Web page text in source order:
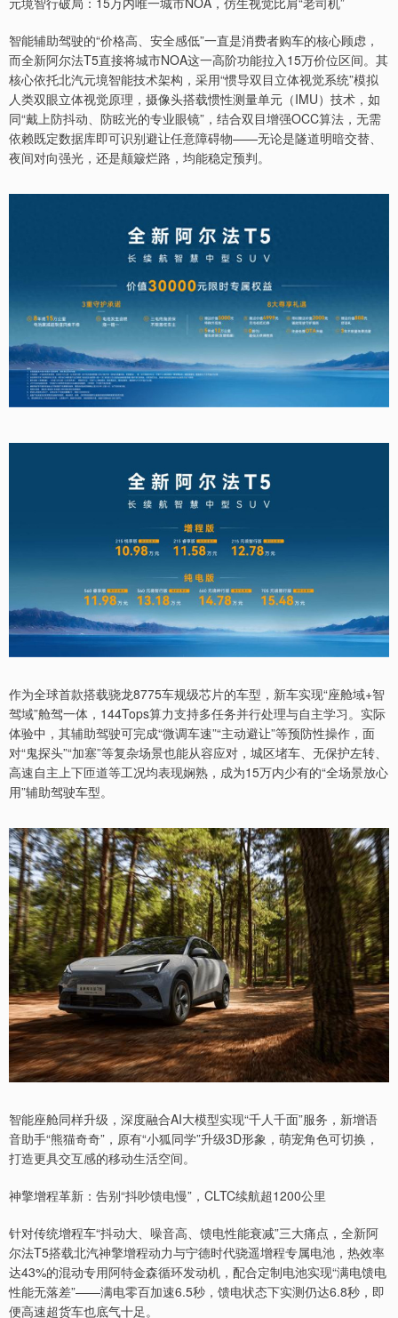
智能辅助驾驶的“价格高、安全感低”一直是消费者购车的核心顾虑，
而全新阿尔法T5直接将城市NOA这一高阶功能拉入15万价位区间。其
核心依托北汽元境智能技术架构，采用“惯导双目立体视觉系统”模拟
人类双眼立体视觉原理，摄像头搭载惯性测量单元（IMU）技术，如
同“戴上防抖动、防眩光的专业眼镜”，结合双目增强OCC算法，无需
依赖既定数据库即可识别避让任意障碍物——无论是隧道明暗交替、
夜间对向强光，还是颠簸烂路，均能稳定预判。
作为全球首款搭载骁龙8775车规级芯片的车型，新车实现“座舱域+智
驾域”舱驾一体，144Tops算力支持多任务并行处理与自主学习。实际
体验中，其辅助驾驶可完成“微调车速”“主动避让”等预防性操作，面
对“鬼探头”“加塞”等复杂场景也能从容应对，城区堵车、无保护左转、
高速自主上下匝道等工况均表现娴熟，成为15万内少有的“全场景放心
用”辅助驾驶车型。
智能座舱同样升级，深度融合AI大模型实现“千人千面”服务，新增语
音助手“熊猫奇奇”，原有“小狐同学”升级3D形象，萌宠角色可切换，
打造更具交互感的移动生活空间。
神擎增程革新：告别“抖吵馈电慢”，CLTC续航超1200公里
针对传统增程车“抖动大、噪音高、馈电性能衰减”三大痛点，全新阿
尔法T5搭载北汽神擎增程动力与宁德时代骁遥增程专属电池，热效率
达43%的混动专用阿特金森循环发动机，配合定制电池实现“满电馈电
性能无落差”——满电零百加速6.5秒，馈电状态下实测仍达6.8秒，即
便高速超货车也底气十足。